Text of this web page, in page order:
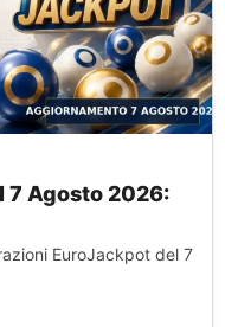
7 Agosto 2026:
EuroJackpot del 7